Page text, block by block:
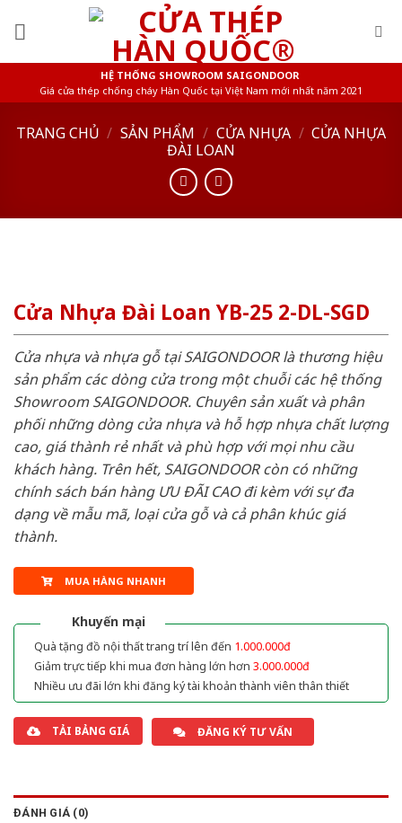
HỆ THỐNG SHOWROOM SAIGONDOOR
Giá cửa thép chống cháy Hàn Quốc tại Việt Nam mới nhất năm 2021
TRANG CHỦ / SẢN PHẨM / CỬA NHỰA / CỬA NHỰA
ĐÀI LOAN
Cửa Nhựa Đài Loan YB-25 2-DL-SGD
Cửa nhựa và nhựa gỗ tại SAIGONDOOR là thương hiệu
sản phẩm các dòng cửa trong một chuỗi các hệ thống
Showroom SAIGONDOOR. Chuyên sản xuất và phân
phối những dòng cửa nhựa và hỗ hợp nhựa chất lượng
cao, giá thành rẻ nhất và phù hợp với mọi nhu cầu
khách hàng. Trên hết, SAIGONDOOR còn có những
chính sách bán hàng ƯU ĐÃI CAO đi kèm với sự đa
dạng về mẫu mã, loại cửa gỗ và cả phân khúc giá
thành.
MUA HÀNG NHANH
Khuyến mại
Quà tặng đồ nội thất trang trí lên đến 1.000.000đ
Giảm trực tiếp khi mua đơn hàng lớn hơn 3.000.000đ
Nhiều ưu đãi lớn khi đăng ký tài khoản thành viên thân thiết
TẢI BẢNG GIÁ ĐĂNG KÝ TƯ VẤN
ĐÁNH GIÁ (0)